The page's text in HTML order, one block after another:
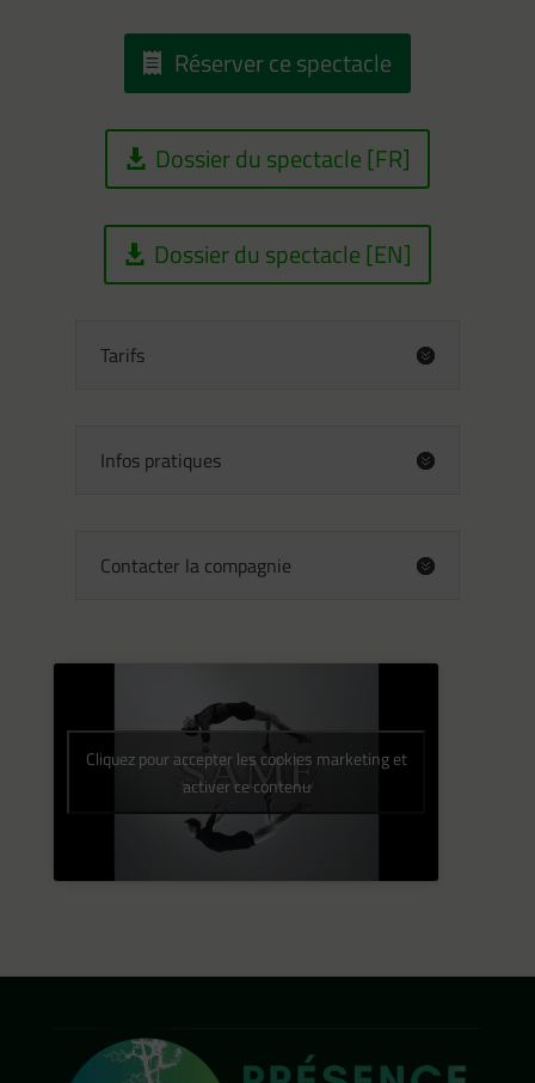
Réserver ce spectacle
Dossier du spectacle [FR]
Dossier du spectacle [EN]
Tarifs
Infos pratiques
Contacter la compagnie
Cliquez pour accepter les cookies marketing et
activer ce contenu